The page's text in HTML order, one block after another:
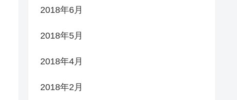
2018年6月
2018年5月
2018年4月
2018年2月